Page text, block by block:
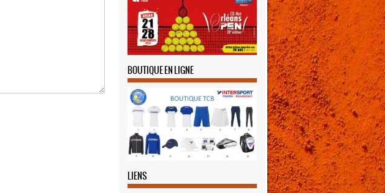
BOUTIQUE EN LIGNE
LIENS